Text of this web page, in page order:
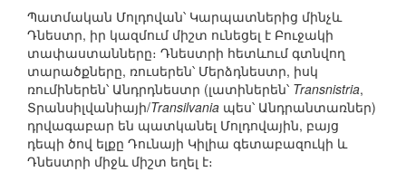
Պատմական Մոլդովան՝ Կարպատներից մինչև
Դնեստր, իր կազմում միշտ ունեցել է Բուջակի
տափաստանները։ Դնեստրի հետևում գտնվող
տարածքները, ռուսերեն՝ Մերձդնեստր, իսկ
ռումիներեն՝ Անդրդնեստր (լատիներեն՝ Transnistria,
Տրանսիլվանիայի/Transilvania պես՝ Անդրանտառներ)
դրվագաբար են պատկանել Մոլդովային, բայց
դեպի ծով ելքը Դունայի Կիլիա գետաբազուկի և
Դնեստրի միջև միշտ եղել է։